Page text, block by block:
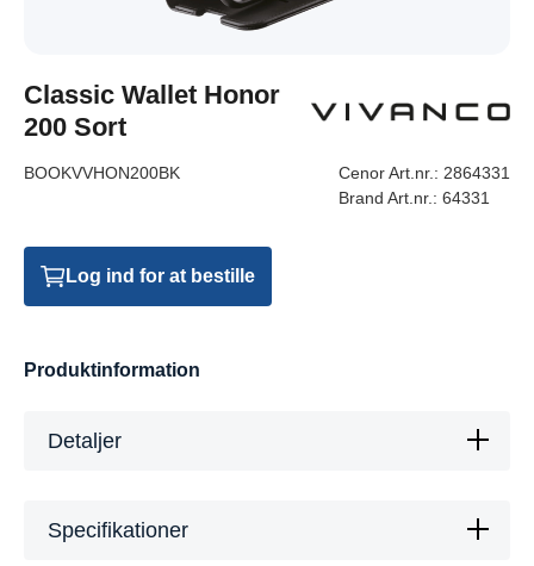
Classic Wallet Honor
200 Sort
BOOKVVHON200BK Cenor Art.nr.: 2864331
Brand Art.nr.: 64331
Log ind for at bestille
Produktinformation
Detaljer
Specifikationer